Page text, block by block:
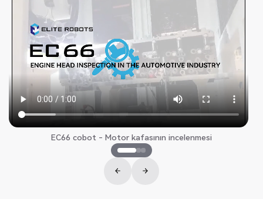
EC66 cobot - Motor kafasının incelenmesi